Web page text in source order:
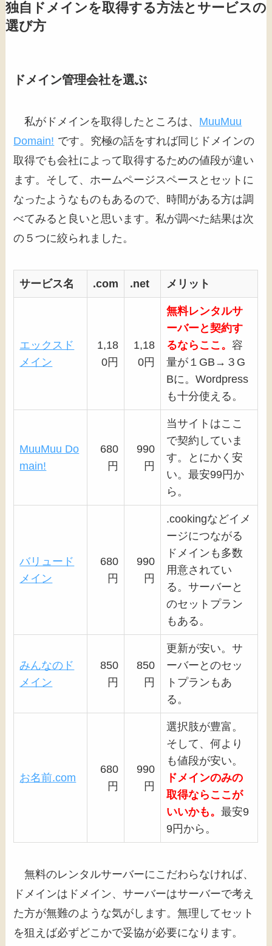
独自ドメインを取得する方法とサービスの
選び方
ドメイン管理会社を選ぶ
私がドメインを取得したところは、 MuuMuu
Domain! です。究極の話をすれば同じドメインの
取得でも会社によって取得するための値段が違い
ます。そして、ホームページスペースとセットに
なったようなものもあるので、時間がある方は調
べてみると良いと思います。私が調べた結果は次
の５つに絞られました。
サービス名 .com .net メリット
エックスド
メイン
1,18
0円
1,18
0円
無料レンタルサ
ーバーと契約す
るならここ。容
量が１GB→３G
Bに。Wordpress
も十分使える。
MuuMuu Do
main!
680
円
990
円
当サイトはここ
で契約していま
す。とにかく安
い。最安99円か
ら。
バリュード
メイン
680
円
990
円
.cookingなどイメ
ージにつながる
ドメインも多数
用意されてい
る。サーバーと
のセットプラン
もある。
みんなのド
メイン
850
円
850
円
更新が安い。サ
ーバーとのセッ
トプランもあ
る。
お名前.com
680
円
990
円
選択肢が豊富。
そして、何より
も値段が安い。
ドメインのみの
取得ならここが
いいかも。最安9
9円から。
無料のレンタルサーバーにこだわらなければ、
ドメインはドメイン、サーバーはサーバーで考え
た方が無難のような気がします。無理してセット
を狙えば必ずどこかで妥協が必要になります。